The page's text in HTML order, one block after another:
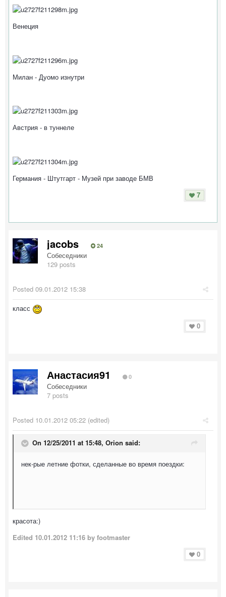
Венеция
Милан - Дуомо изнутри
Австрия - в туннеле
Германия - Штутгарт - Музей при заводе БМВ
7
jacobs 24
Собеседники
129 posts
Posted 09.01.2012 15:38
класс
0
Анастасия91 0
Собеседники
7 posts
Posted 10.01.2012 05:22 (edited)
On 12/25/2011 at 15:48, Orion said:
нек-рые летние фотки, сделанные во время поездки:
красота:)
Edited 10.01.2012 11:16 by footmaster
0